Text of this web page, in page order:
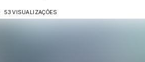
53 VISUALIZAÇÕES